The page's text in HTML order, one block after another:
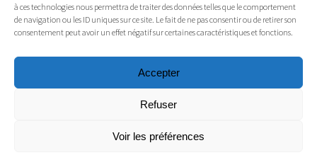
à ces technologies nous permettra de traiter des données telles que le comportement
de navigation ou les ID uniques sur ce site. Le fait de ne pas consentir ou de retirer son
consentement peut avoir un effet négatif sur certaines caractéristiques et fonctions.
Accepter
Refuser
Voir les préférences
Tél. 04 50 20 91 15
Mentions légales